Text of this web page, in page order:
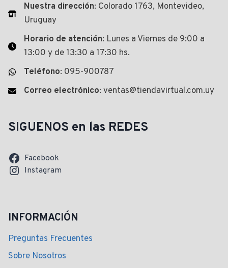
Nuestra dirección: Colorado 1763, Montevideo,
Uruguay
Horario de atención: Lunes a Viernes de 9:00 a
13:00 y de 13:30 a 17:30 hs.
Teléfono: 095-900787
Correo electrónico: ventas@tiendavirtual.com.uy
SIGUENOS en las REDES
Facebook
Instagram
INFORMACIÓN
Preguntas Frecuentes
Sobre Nosotros